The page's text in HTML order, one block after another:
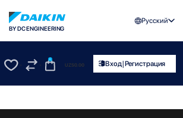
BY DC ENGINEERING
Русский
0
UZS0.00 Вход|Регистрация